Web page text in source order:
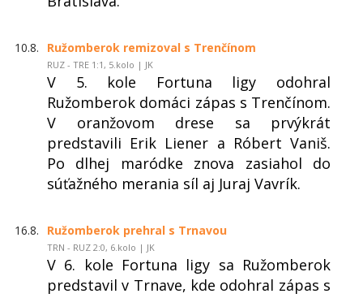
10.8. Ružomberok remizoval s Trenčínom
RUZ - TRE 1:1, 5.kolo | JK
V 5. kole Fortuna ligy odohral
Ružomberok domáci zápas s Trenčínom.
V oranžovom drese sa prvýkrát
predstavili Erik Liener a Róbert Vaniš.
Po dlhej maródke znova zasiahol do
súťažného merania síl aj Juraj Vavrík.
16.8. Ružomberok prehral s Trnavou
TRN - RUZ 2:0, 6.kolo | JK
V 6. kole Fortuna ligy sa Ružomberok
predstavil v Trnave, kde odohral zápas s